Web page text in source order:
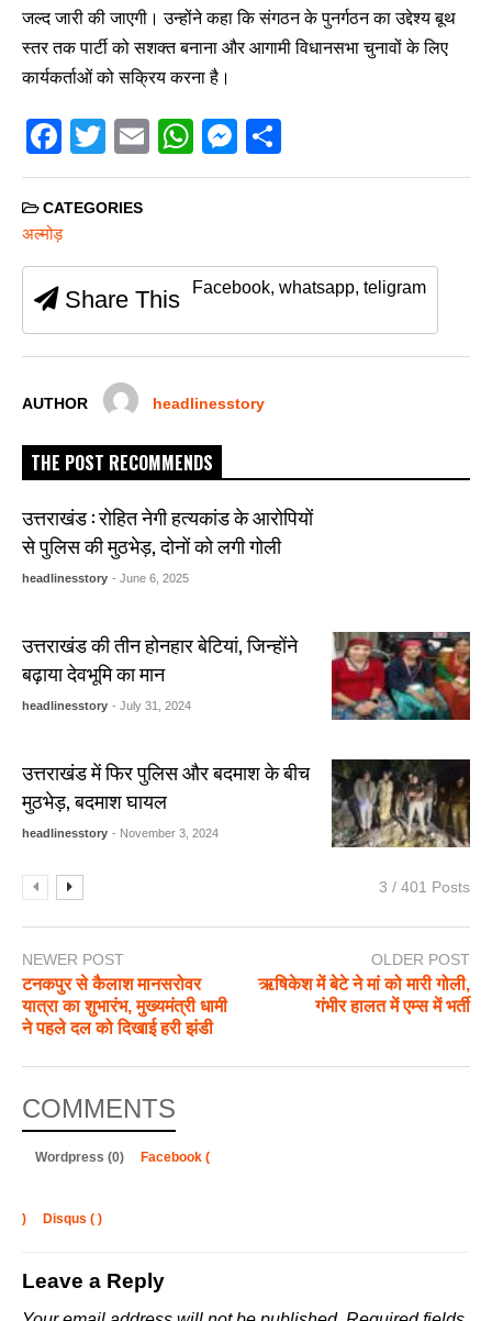
जल्द जारी की जाएगी। उन्होंने कहा कि संगठन के पुनर्गठन का उद्देश्य बूथ
स्तर तक पार्टी को सशक्त बनाना और आगामी विधानसभा चुनावों के लिए
कार्यकर्ताओं को सक्रिय करना है।
F
a
c
e
b
o
o
T
wi
tt
E
m
W
h
A
p
M
e
n
er
h
CATEGORIES
अल्मोड़
Share This Facebook, whatsapp, teligram
AUTHOR headlinesstory
THE POST RECOMMENDS
उत्तराखंड : रोहित नेगी हत्यकांड के आरोपियों
से पुलिस की मुठभेड़, दोनों को लगी गोली
headlinesstory - June 6, 2025
उत्तराखंड की तीन होनहार बेटियां, जिन्होंने
बढ़ाया देवभूमि का मान
headlinesstory - July 31, 2024
उत्तराखंड में फिर पुलिस और बदमाश के बीच
मुठभेड़, बदमाश घायल
headlinesstory - November 3, 2024
3 / 401 Posts
NEWER POST
टनकपुर से कैलाश मानसरोवर
यात्रा का शुभारंभ, मुख्यमंत्री धामी
ने पहले दल को दिखाई हरी झंडी
OLDER POST
ऋषिकेश में बेटे ने मां को मारी गोली,
गंभीर हालत में एम्स में भर्ती
COMMENTS
Wordpress (0) Facebook (
) Disqus ( )
Leave a Reply